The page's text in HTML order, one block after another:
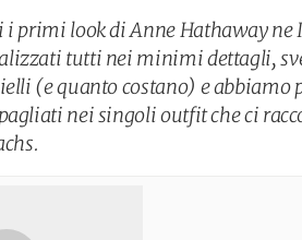
i primi look di Anne Hathaway ne
tutti nei minimi dettagli,
(e quanto costano) e abbiamo
nei singoli outfit che ci